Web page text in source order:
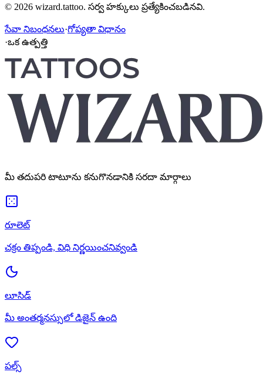
© 2026 wizard.tattoo. సర్వ హక్కులు ప్రత్యేకించబడినవి.
సేవా నిబంధనలు·గోప్యతా విధానం
·ఒక ఉత్పత్తి
మీ తదుపరి టాటూను కనుగొనడానికి సరదా మార్గాలు
రూలెట్
చక్రం తిప్పండి, విధి నిర్ణయించనివ్వండి
లూసిడ్
మీ అంతర్మనస్సులో డిజైన్ ఉంది
పల్స్